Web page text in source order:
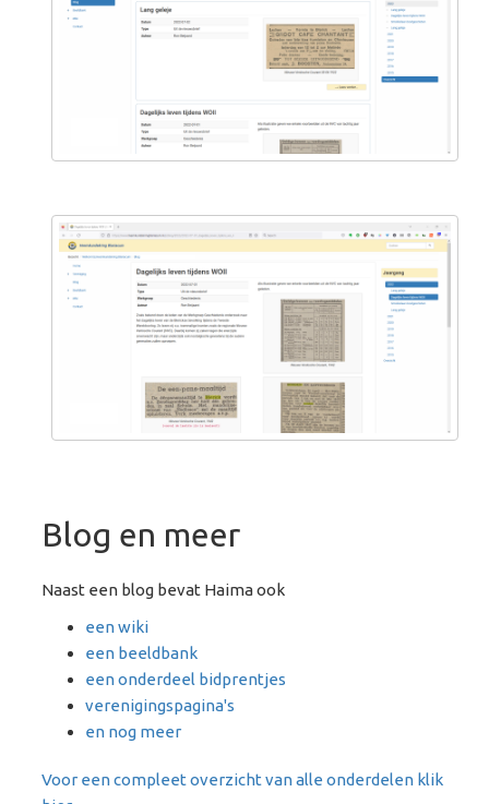
Blog en meer
Naast een blog bevat Haima ook
een wiki
een beeldbank
een onderdeel bidprentjes
verenigingspagina's
en nog meer
Voor een compleet overzicht van alle onderdelen klik